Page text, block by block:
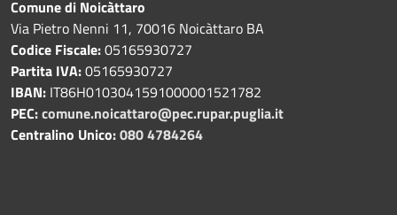
Comune di Noicàttaro
Via Pietro Nenni 11, 70016 Noicàttaro BA
Codice Fiscale:05165930727
Partita IVA:05165930727
IBAN: IT86H0103041591000001521782
PEC:comune.noicattaro@pec.rupar.puglia.it
Centralino Unico:080 4784264